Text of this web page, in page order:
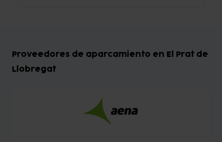
Proveedores de aparcamiento en El Prat de
Llobregat